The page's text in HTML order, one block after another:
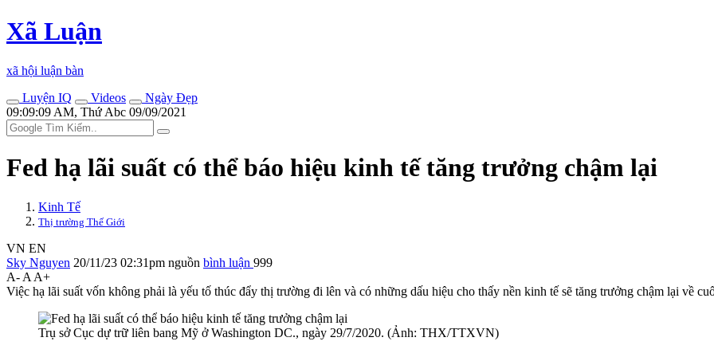
Xã Luận
xã hội luận bàn
Luyện IQ
Videos
Ngày Đẹp
09:09:09 AM, Thứ Abc 09/09/2021
Fed hạ lãi suất có thể báo hiệu kinh tế tăng trưởng chậm lại
Kinh Tế
Thị trường Thế Giới
VN EN
Sky Nguyen 20/11/23 02:31pm nguồn bình luận 999
A- A A+
Việc hạ lãi suất vốn không phải là yếu tố thúc đẩy thị trường đi lên và có những dấu hiệu cho thấy nền kinh tế sẽ tăng trưởng chậm lại về
Trụ sở Cục dự trữ liên bang Mỹ ở Washington DC., ngày 29/7/2020. (Ảnh: THX/TTXVN)